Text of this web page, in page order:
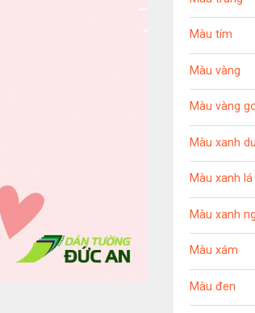
Màu tím
Màu vàng
Màu vàng
Màu xanh
Màu xanh lá
Màu xanh
Màu xám
Màu đen